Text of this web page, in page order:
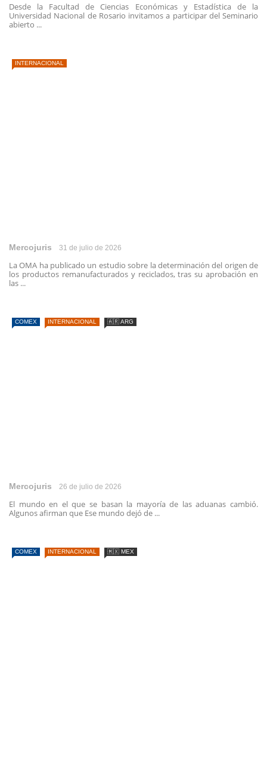
Desde la Facultad de Ciencias Económicas y Estadística de la
Universidad Nacional de Rosario invitamos a participar del Seminario
abierto ...
INTERNACIONAL
Mercojuris 31 de julio de 2026
La OMA ha publicado un estudio sobre la determinación del origen de
los productos remanufacturados y reciclados, tras su aprobación en
las ...
COMEX INTERNACIONAL 🇦🇷 ARG
Mercojuris 26 de julio de 2026
El mundo en el que se basan la mayoría de las aduanas cambió.
Algunos afirman que Ese mundo dejó de ...
COMEX INTERNACIONAL 🇲🇽 MEX